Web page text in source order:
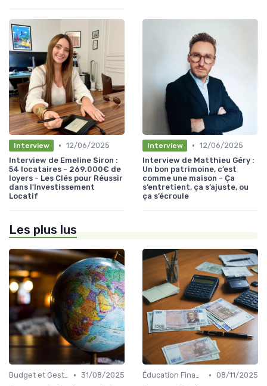
Interview • 12/06/2025
Interview de Emeline Siron :
54 locataires - 269.000€ de
loyers - Les Clés pour Réussir
dans l'Investissement
Locatif
Interview • 12/06/2025
Interview de Matthieu Géry :
Un bon patrimoine, c’est
comme une maison - Ça
s’entretient, ça s’ajuste, ou
ça s’écroule
Les plus lus
Budget et Gestion des Finances Personnelles • 31/08/2025
Éducation Financière • 08/11/2025